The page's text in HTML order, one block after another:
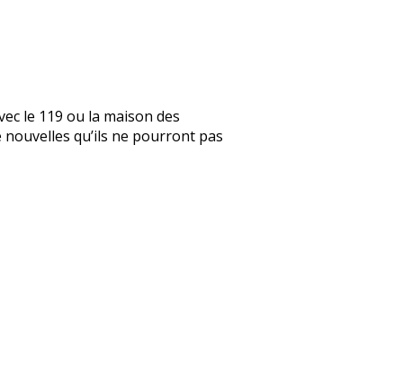
le 119 ou la maison des
nouvelles qu’ils ne pourront pas